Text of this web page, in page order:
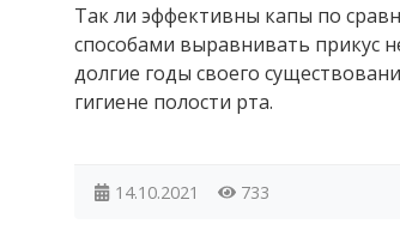
Так ли эффективны капы по
способами выравнивать прикус
долгие годы своего
гигиене полости рта.
14.10.2021 733